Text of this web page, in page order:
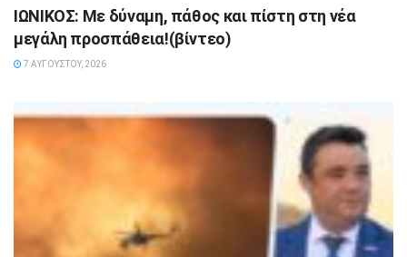
ΙΩΝΙΚΟΣ: Με δύναμη, πάθος και πίστη στη νέα
μεγάλη προσπάθεια!(βίντεο)
7 ΑΥΓΟΎΣΤΟΥ, 2026